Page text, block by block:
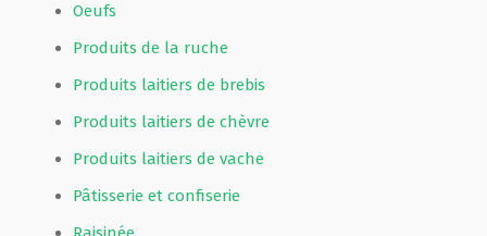
Oeufs
Produits de la ruche
Produits laitiers de brebis
Produits laitiers de chèvre
Produits laitiers de vache
Pâtisserie et confiserie